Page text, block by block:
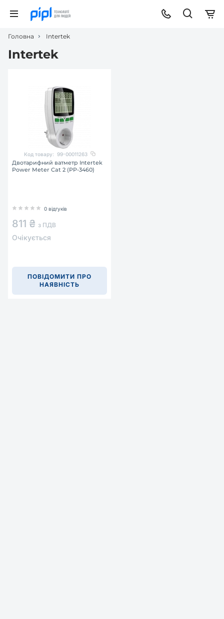
Головна Intertek
Intertek
Код товару: 99-00011263
Двотарифний ватметр Intertek
Power Meter Cat 2 (PP-3460)
0 відгуків
811 ₴ з ПДВ
Очікується
ПОВІДОМИТИ ПРО
НАЯВНІСТЬ